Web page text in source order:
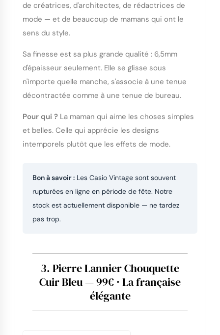
de créatrices, d'architectes, de rédactrices de
mode — et de beaucoup de mamans qui ont le
sens du style.
Sa finesse est sa plus grande qualité : 6,5mm
d'épaisseur seulement. Elle se glisse sous
n'importe quelle manche, s'associe à une tenue
décontractée comme à une tenue de bureau.
Pour qui ? La maman qui aime les choses simples
et belles. Celle qui apprécie les designs
intemporels plutôt que les effets de mode.
Bon à savoir : Les Casio Vintage sont souvent
rupturées en ligne en période de fête. Notre
stock est actuellement disponible — ne tardez
pas trop.
3. Pierre Lannier Chouquette
Cuir Bleu — 99€ · La française
élégante